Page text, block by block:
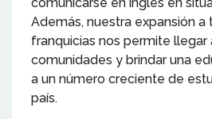
Además, nuestra expansión a
franquicias nos permite llegar
comunidades y brindar una
a un número creciente de
país.